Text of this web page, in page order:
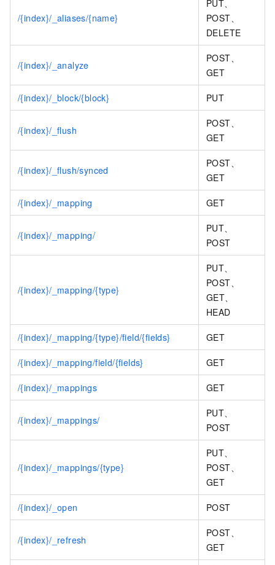
/{index}/_aliases/{name}
PUT、
POST、
DELETE
/{index}/_analyze
POST、
GET
/{index}/_block/{block} PUT
/{index}/_flush
POST、
GET
/{index}/_flush/synced
POST、
GET
/{index}/_mapping GET
/{index}/_mapping/
PUT、
POST
/{index}/_mapping/{type}
PUT、
POST、
GET、
HEAD
/{index}/_mapping/{type}/field/{fields} GET
/{index}/_mapping/field/{fields} GET
/{index}/_mappings GET
/{index}/_mappings/
PUT、
POST
/{index}/_mappings/{type}
PUT、
POST、
GET
/{index}/_open POST
/{index}/_refresh
POST、
GET